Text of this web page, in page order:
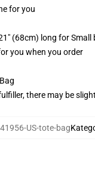
for you
(68cm) long for
you when you order
there may be
US-tote-bag